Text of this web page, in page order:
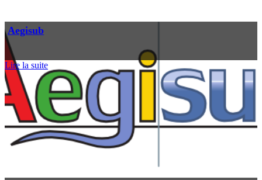
Aegisub
Lire la suite